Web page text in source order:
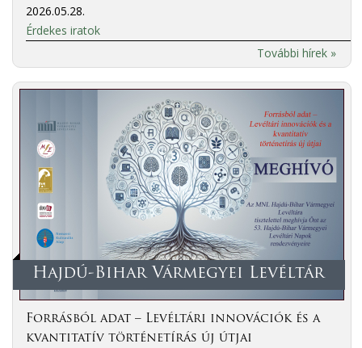
2026.05.28.
Érdekes iratok
További hírek »
Hajdú-Bihar Vármegyei Levéltár
Forrásból adat – Levéltári innovációk és a
kvantitatív történetírás új útjai